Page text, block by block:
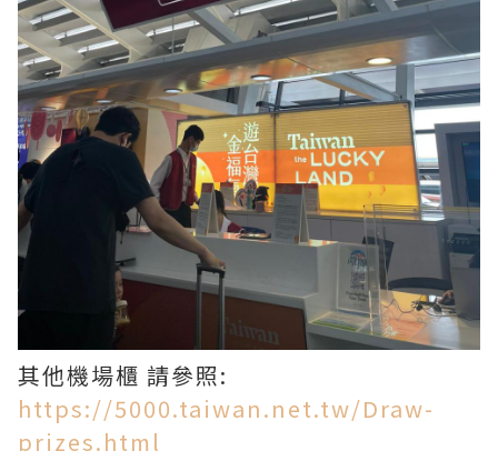
其他機場櫃 請參照:
https://5000.taiwan.net.tw/Draw-
prizes.html